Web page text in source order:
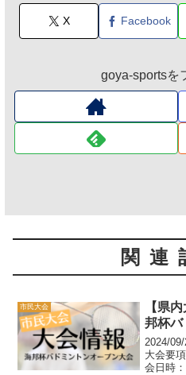
X Facebook
goya-sportsを
関連
市民大会
【県
邦杯バ
2024/
大会要
会日時